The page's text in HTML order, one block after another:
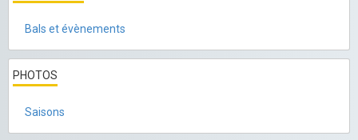
Bals et évènements
PHOTOS
Saisons